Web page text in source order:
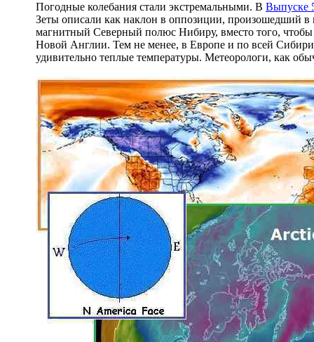
Погодные колебания стали экстремальными. В Выпуске
Зеты описали как наклон в оппозиции, произошедший
магнитный Северный полюс Нибиру, вместо того, чтобы
Новой Англии. Тем не менее, в Европе и по всей
удивительно теплые температуры. Метеорологи, как